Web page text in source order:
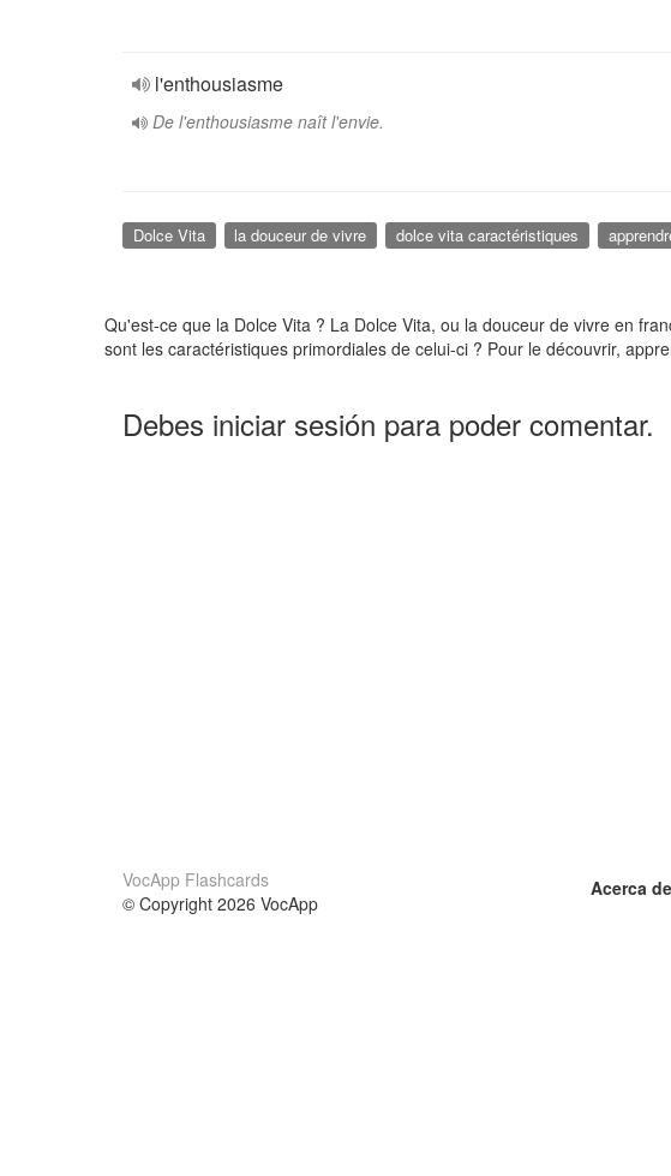
l'enthousiasme
De l'enthousiasme naît l'envie.
Dolce Vita la douceur de vivre dolce vita caractéristiques
Qu'est-ce que la Dolce Vita ? La Dolce Vita, ou la douceur de vivre en
sont les caractéristiques primordiales de celui-ci ? Pour le découvrir,
Debes iniciar sesión para poder comentar.
VocApp Flashcards
© Copyright 2026 VocApp
Acerca